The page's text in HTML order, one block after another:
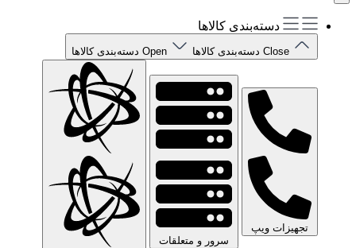
دسته‌بندی کالاها
Close دسته‌بندی کالاها Open دسته‌بندی کالاها
تجهیزات ویپ
سرور و متعلقات